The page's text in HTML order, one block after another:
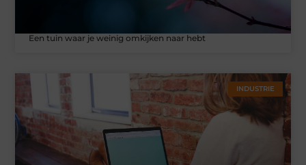
Een tuin waar je weinig omkijken naar hebt
INDUSTRIE